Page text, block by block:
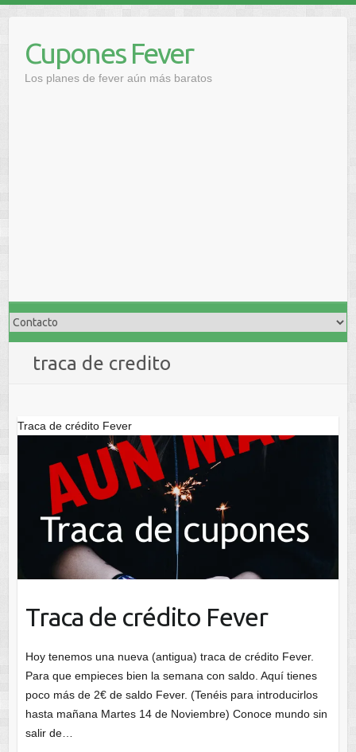
contenidoCupones Fever
Los planes de fever aún más baratos
traca de credito
Traca de crédito Fever
Traca de crédito Fever
Hoy tenemos una nueva (antigua) traca de crédito Fever.
Para que empieces bien la semana con saldo. Aquí tienes
poco más de 2€ de saldo Fever. (Tenéis para introducirlos
hasta mañana Martes 14 de Noviembre) Conoce mundo sin
salir de…